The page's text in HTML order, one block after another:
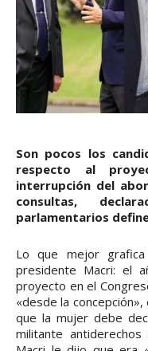
Son pocos los
respecto al
interrupción del
consultas,
parlamentarios
Lo que mejor
presidente Macri: el
proyecto en el
«desde la
que la mujer debe
militante